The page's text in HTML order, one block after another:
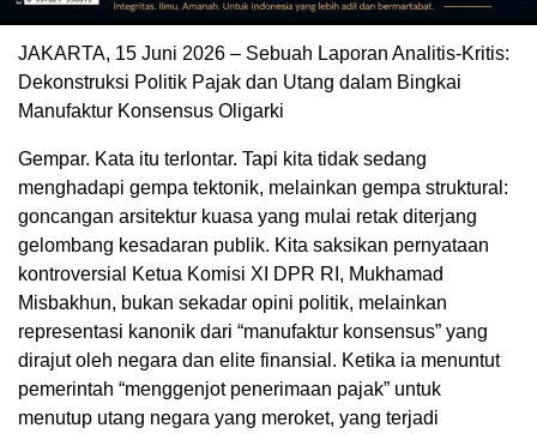
JAKARTA, 15 Juni 2026 – Sebuah Laporan Analitis-Kritis:
Dekonstruksi Politik Pajak dan Utang dalam Bingkai
Manufaktur Konsensus Oligarki
Gempar. Kata itu terlontar. Tapi kita tidak sedang
menghadapi gempa tektonik, melainkan gempa struktural:
goncangan arsitektur kuasa yang mulai retak diterjang
gelombang kesadaran publik. Kita saksikan pernyataan
kontroversial Ketua Komisi XI DPR RI, Mukhamad
Misbakhun, bukan sekadar opini politik, melainkan
representasi kanonik dari “manufaktur konsensus” yang
dirajut oleh negara dan elite finansial. Ketika ia menuntut
pemerintah “menggenjot penerimaan pajak” untuk
menutup utang negara yang meroket, yang terjadi